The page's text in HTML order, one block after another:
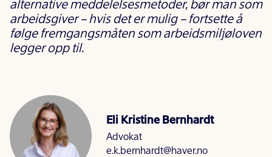
alternative meddelelsesmetoder, bør man som
arbeidsgiver – hvis det er mulig – fortsette å
følge fremgangsmåten som arbeidsmiljøloven
legger opp til.
Eli Kristine Bernhardt
Advokat
e.k.bernhardt@haver.no